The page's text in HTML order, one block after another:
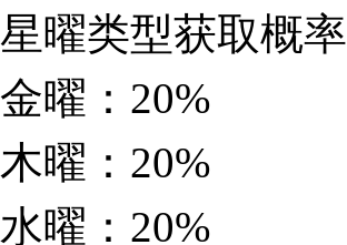
星曜类型获取概率
金曜：20%
木曜：20%
水曜：20%